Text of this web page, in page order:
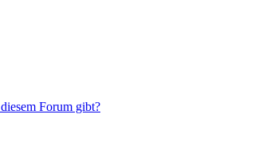
Forum gibt?